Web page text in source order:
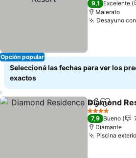
Opción popular
9,1 Excelente
Maierato
Desayuno
Seleccioná las fechas para ver los
exactos
Compartir
Añadir
Diamond
4 Estrellas
7,9 Bueno
Diamante
Piscina